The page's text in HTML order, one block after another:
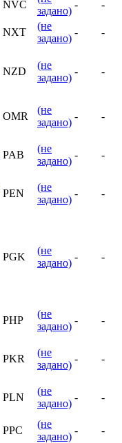
NVC
задано)
- -
NXT
(не
задано)
- -
NZD
(не
задано)
- -
OMR
(не
задано)
- -
PAB
(не
задано)
- -
PEN
(не
задано)
- -
PGK
(не
задано)
- -
PHP
(не
задано)
- -
PKR
(не
задано)
- -
PLN
(не
задано)
- -
PPC
(не
задано)
- -